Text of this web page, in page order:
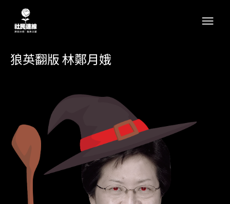
狼英翻版 林鄭月娥